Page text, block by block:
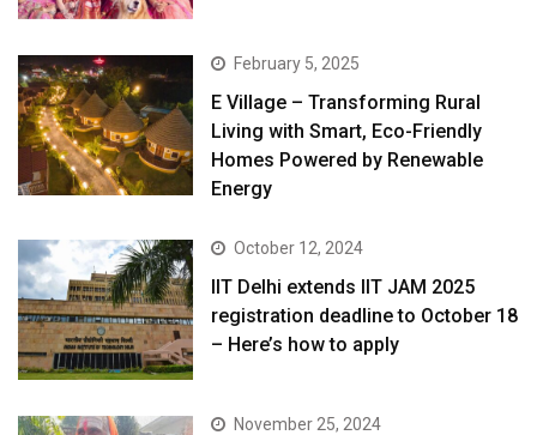
February 5, 2025
E Village – Transforming Rural
Living with Smart, Eco-Friendly
Homes Powered by Renewable
Energy
October 12, 2024
IIT Delhi extends IIT JAM 2025
registration deadline to October 18
– Here’s how to apply
November 25, 2024